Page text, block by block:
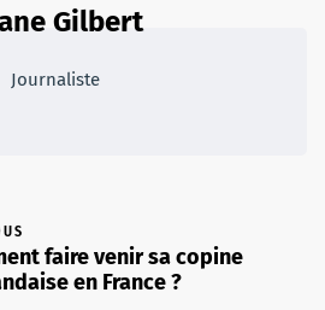
Gilbert
Journaliste
faire venir sa copine
en France ?